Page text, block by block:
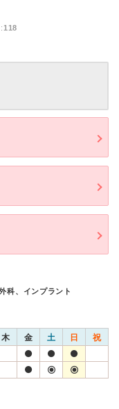
118
科、インプラント
木 金 土 日 祝